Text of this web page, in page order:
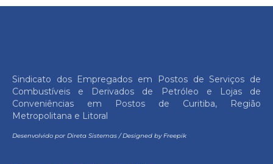
Sindicato dos Empregados em Postos de Serviços de
Combustíveis e Derivados de Petróleo e Lojas de
Conveniências em Postos de Curitiba, Região
Metropolitana e Litoral
Desenvolvido por Direta Sistemas/Designed by Freepik